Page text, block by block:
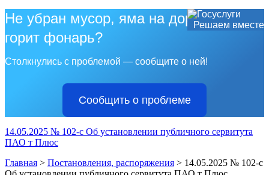
Решаем вместе
Не убран мусор, яма на дороге, не
горит фонарь?
Столкнулись с проблемой — сообщите о ней!
Сообщить о проблеме
14.05.2025 № 102-с Об установлении публичного сервитута
ПАО т Плюс
Главная > Постановления, распоряжения > 14.05.2025 № 102-с